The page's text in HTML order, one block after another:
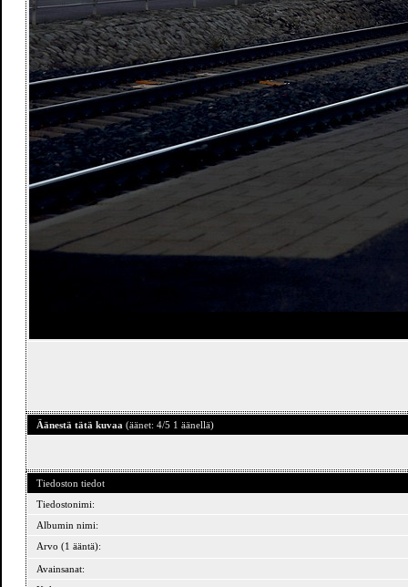
Äänestä tätä kuvaa (äänet: 4/5 1 äänellä)
Tiedoston tiedot
Tiedostonimi:
Albumin nimi:
Arvo (1 ääntä):
Avainsanat: